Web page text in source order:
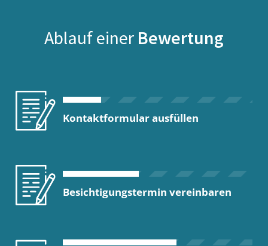
Ablauf einer Bewertung
Kontaktformular ausfüllen
Besichtigungstermin vereinbaren